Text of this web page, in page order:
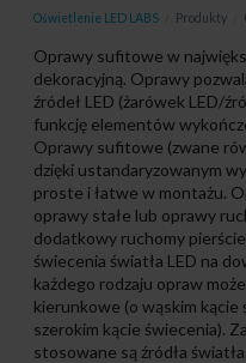
Oświetlenie LED LABS Produkty
Oprawy sufitowe w
dekoracyjną. Oprawy
źródeł LED (żarówek LED/
funkcję elementów
Oprawy sufitowe (zwane
dzięki ustandaryzowanym
proste i łatwe w montażu.
oprawy stałe lub oprawy
dodatkowy ruchomy
świecenia światła LED na
każdego rodzaju opraw
kierunkowe (o wąskim
szerokim kącie świecenia).
stosowane są źródła